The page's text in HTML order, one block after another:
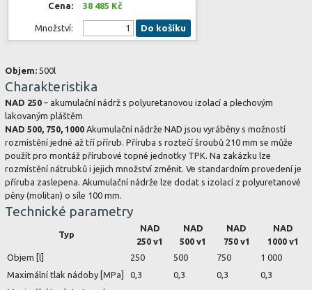
Cena: 38 485 Kč
Množství: Do košíku
Objem: 500l
Charakteristika
NAD 250 – akumulační nádrž s polyuretanovou izolací a plechovým
lakovaným pláštěm
NAD 500, 750, 1000 Akumulační nádrže NAD jsou vyráběny s možností
rozmístění jedné až tří přírub. Příruba s roztečí šroubů 210 mm se může
použít pro montáž přírubové topné jednotky TPK. Na zakázku lze
rozmístění nátrubků i jejich množství změnit. Ve standardním provedení je
příruba zaslepena. Akumulační nádrže lze dodat s izolací z polyuretanové
pěny (molitan) o síle 100 mm.
Technické parametry
Typ
NAD
250 v1
NAD
500 v1
NAD
750 v1
NAD
1000 v1
Objem [l]
250 500 750
1 000
Maximální tlak nádoby [MPa]
0,3 0,3 0,3
0,3